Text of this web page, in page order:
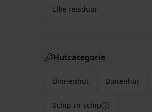
Hutcategorie
Binnenhut Buitenhut
Schip-in-schip